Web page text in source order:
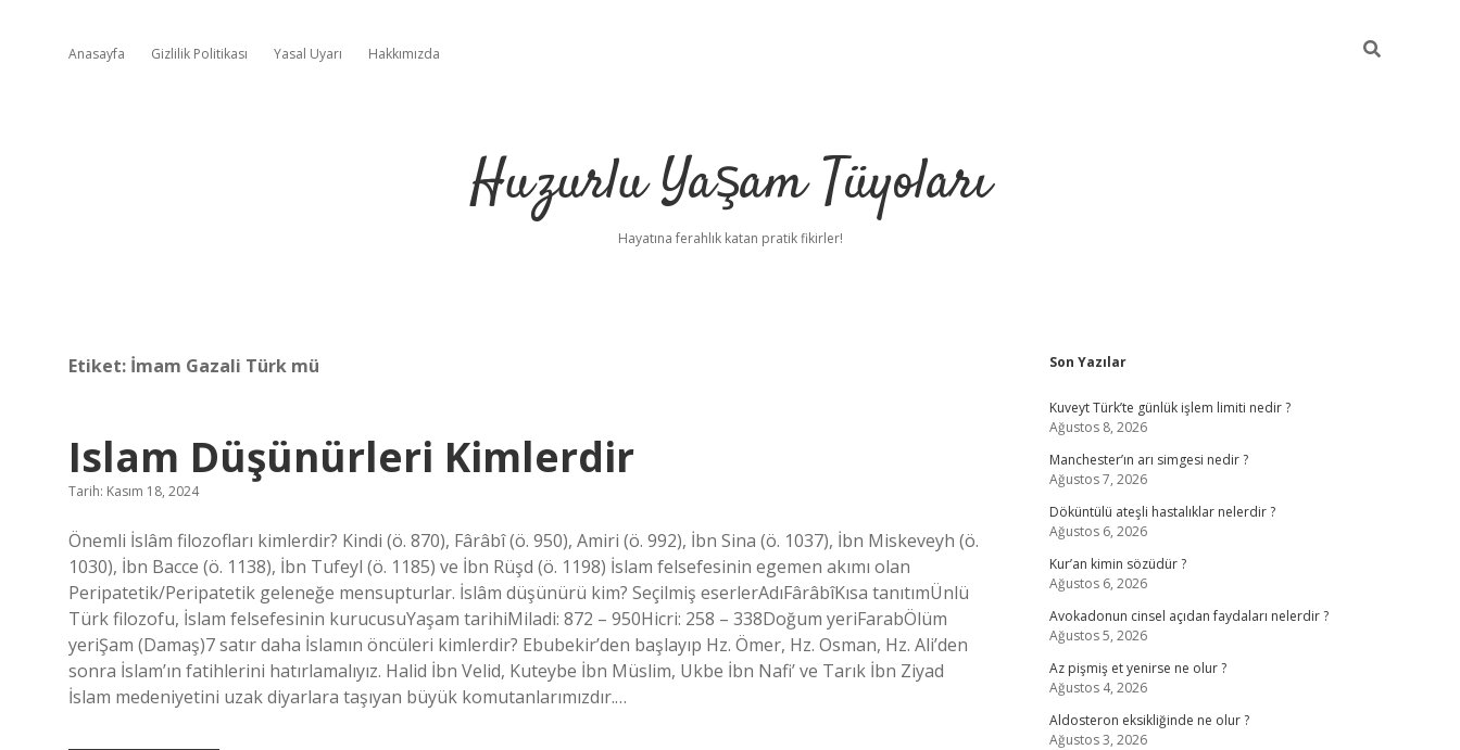
Anasayfa Gizlilik Politikası Yasal Uyarı Hakkımızda
Huzurlu Yaşam Tüyoları
Hayatına ferahlık katan pratik fikirler!
Etiket: İmam Gazali Türk mü
Islam Düşünürleri Kimlerdir
Tarih: Kasım 18, 2024
Önemli İslâm filozofları kimlerdir? Kindi (ö. 870), Fârâbî (ö. 950), Amiri (ö. 992), İbn Sina (ö. 1037), İbn Miskeveyh (ö.
1030), İbn Bacce (ö. 1138), İbn Tufeyl (ö. 1185) ve İbn Rüşd (ö. 1198) İslam felsefesinin egemen akımı olan
Peripatetik/Peripatetik geleneğe mensupturlar. İslâm düşünürü kim? Seçilmiş eserlerAdıFârâbîKısa tanıtımÜnlü
Türk filozofu, İslam felsefesinin kurucusuYaşam tarihiMiladi: 872 – 950Hicri: 258 – 338Doğum yeriFarabÖlüm
yeriŞam (Damaş)7 satır daha İslamın öncüleri kimlerdir? Ebubekir’den başlayıp Hz. Ömer, Hz. Osman, Hz. Ali’den
sonra İslam’ın fatihlerini hatırlamalıyız. Halid İbn Velid, Kuteybe İbn Müslim, Ukbe İbn Nafi’ ve Tarık İbn Ziyad
İslam medeniyetini uzak diyarlara taşıyan büyük komutanlarımızdır.…
Sidebar
Son Yazılar
Kuveyt Türk’te günlük işlem limiti nedir ?
Ağustos 8, 2026
Manchester’ın arı simgesi nedir ?
Ağustos 7, 2026
Döküntülü ateşli hastalıklar nelerdir ?
Ağustos 6, 2026
Kur’an kimin sözüdür ?
Ağustos 6, 2026
Avokadonun cinsel açıdan faydaları nelerdir ?
Ağustos 5, 2026
Az pişmiş et yenirse ne olur ?
Ağustos 4, 2026
Aldosteron eksikliğinde ne olur ?
Ağustos 3, 2026